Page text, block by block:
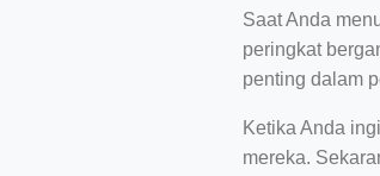
Saat Anda
peringkat
penting dalam
Ketika Anda
mereka.